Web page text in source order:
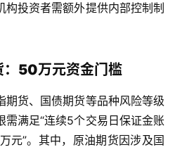
投资者需额外提供内部控制制
：50万元资金门槛
期货、国债期货等品种风险等级
需满足“连续5个交易日保证金账
元”。其中，原油期货因涉及国